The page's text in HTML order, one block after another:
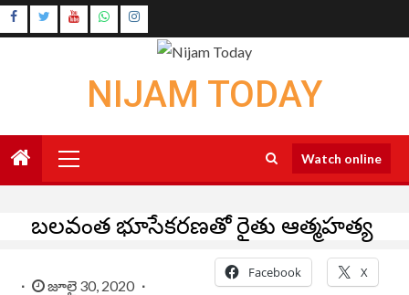
Skip
to
Instagram
NIJAM TODAY
Menu
Watch online
బలవంత భూసేకరణతో రైతు ఆత్మహత్య
జూలై 30, 2020
Facebook X